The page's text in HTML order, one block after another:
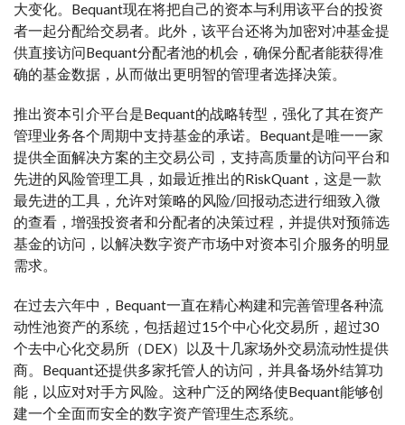
大变化。Bequant现在将把自己的资本与利用该平台的投资
者一起分配给交易者。此外，该平台还将为加密对冲基金提
供直接访问Bequant分配者池的机会，确保分配者能获得准
确的基金数据，从而做出更明智的管理者选择决策。
推出资本引介平台是Bequant的战略转型，强化了其在资产
管理业务各个周期中支持基金的承诺。Bequant是唯一一家
提供全面解决方案的主交易公司，支持高质量的访问平台和
先进的风险管理工具，如最近推出的RiskQuant，这是一款
最先进的工具，允许对策略的风险/回报动态进行细致入微
的查看，增强投资者和分配者的决策过程，并提供对预筛选
基金的访问，以解决数字资产市场中对资本引介服务的明显
需求。
在过去六年中，Bequant一直在精心构建和完善管理各种流
动性池资产的系统，包括超过15个中心化交易所，超过30
个去中心化交易所（DEX）以及十几家场外交易流动性提供
商。Bequant还提供多家托管人的访问，并具备场外结算功
能，以应对对手方风险。这种广泛的网络使Bequant能够创
建一个全面而安全的数字资产管理生态系统。